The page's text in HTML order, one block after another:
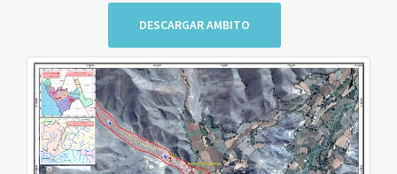
DESCARGAR AMBITO